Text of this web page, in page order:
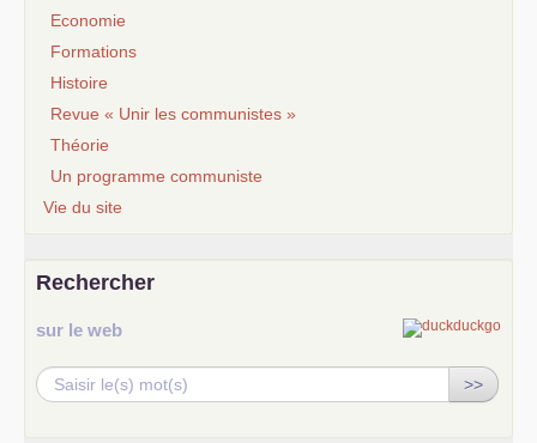
Economie
Formations
Histoire
Revue « Unir les communistes »
Théorie
Un programme communiste
Vie du site
Rechercher
sur le web
>>